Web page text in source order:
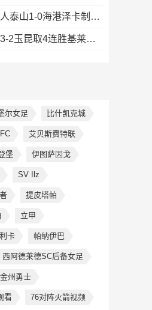
换帅后开门红！十人泰山1-0海港泽卡制胜于金永扑点海港三球被吹
让二追三！津门虎3-2玉昆取4连胜基莱斯读秒绝杀萨尔瓦多破门
尔女足 比什凯克城
艾贝斯费特联
堡 伊图萨因戈
SV Ilz
提皮塔帕
立甲
卡 帕纳伊巴
西阿德莱德SC后备女足
州勇士
看 76对阵火箭视频